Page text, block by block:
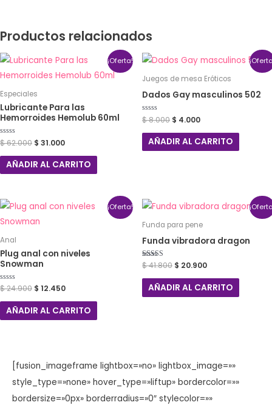
Productos relacionados
¡Oferta!
Especiales
Lubricante Para las
Hemorroides Hemolub 60ml
Valorado
con
0
$62.000 $ 31.000
AÑADIR AL CARRITO
Juegos de mesa Eróticos
Dados Gay masculinos 502
Valorado
con
0
$8.000 $ 4.000
AÑADIR AL CARRITO
¡Oferta!
Anal
Plug anal con niveles
Snowman
Valorado
con
0
$24.900 $ 12.450
AÑADIR AL CARRITO
Funda para pene
Funda vibradora dragon
Valorado con
5.00
de 5
$41.800 $ 20.900
AÑADIR AL CARRITO
[fusion_imageframe lightbox=»no» lightbox_image=»»
style_type=»none» hover_type=»liftup» bordercolor=»»
bordersize=»0px» borderradius=»0″ stylecolor=»»